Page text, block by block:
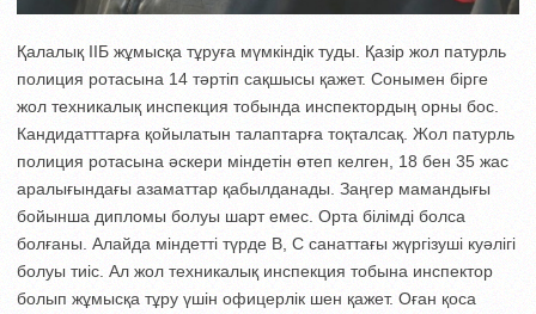
Қалалық ІІБ жұмысқа тұруға мүмкіндік туды. Қазір жол патурль
полиция ротасына 14 тәртіп сақшысы қажет. Сонымен бірге
жол техникалық инспекция тобында инспектордың орны бос.
Кандидатттарға қойылатын талаптарға тоқталсақ. Жол патурль
полиция ротасына әскери міндетін өтеп келген, 18 бен 35 жас
аралығындағы азаматтар қабылданады. Заңгер мамандығы
бойынша дипломы болуы шарт емес. Орта білімді болса
болғаны. Алайда міндетті түрде В, С санаттағы жүргізуші куәлігі
болуы тиіс. Ал жол техникалық инспекция тобына инспектор
болып жұмысқа тұру үшін офицерлік шен қажет. Оған қоса